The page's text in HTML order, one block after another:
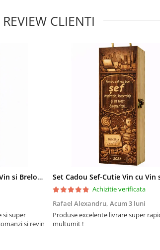
REVIEW CLIENTI
Set Cadou Fin-Cutie Vin cu Vin si Breloc Personalizate
si super
si revin
Achizitie verificata
Rafael Alexandru, Acum 3 luni
Produse excelente livrare super
multumit !